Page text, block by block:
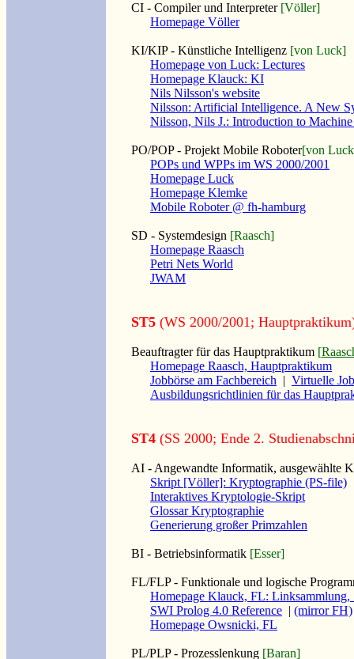
CI - Compiler und Interpreter [Völler]
Homepage Völler
KI/KIP - Künstliche Intelligenz [von Luck]
Homepage von Luck: Lectures
Homepage Klauck: KI
Nils Nilsson's website
Nilsson: Artificial Intelligence. A New
Nilsson, Nils J.: Introduction to
PO/POP - Projekt Mobile Roboter[von
POPs und WPPs im WS 2000/2001
Homepage Luck
Homepage Klemke
Mobile Roboter @ fh-hamburg
SD - Systemdesign [Raasch]
Homepage Raasch
Petri Nets World
JWAM
ST5 (WS 2000/2001;
Beauftragter für das Hauptpraktikum [
Homepage Raasch, Hauptpraktikum
Jobbörse am Fachbereich | Virtuelle
Ausbildungsrichtlinien für das
ST4 (SS 2000; Ende 2.
AI - Angewandte Informatik, ausgewählte
Skript [Völler]: Kryptographie (PS-file)
Interaktives Kryptologie-Skript
Glossar Kryptographie
Generierung großer Primzahlen
BI - Betriebsinformatik [Esser]
FL/FLP - Funktionale und logische
Homepage Klauck, FL: Linksammlung,
SWI Prolog 4.0 Reference | (mirror FH)
Homepage Owsnicki, FL
PL/PLP - Prozesslenkung [Baran]